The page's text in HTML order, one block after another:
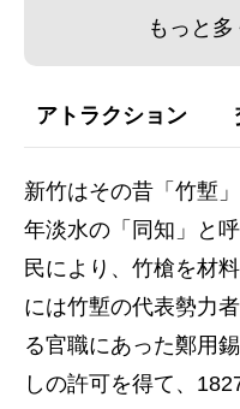
もっと多
アトラクション
新竹はその昔「竹塹
年淡水の「同知」と
民により、竹槍を材
には竹塹の代表勢力
る官職にあった鄭用
しの許可を得て、